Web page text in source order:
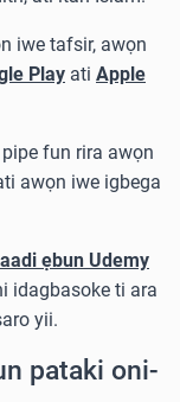
iwe tafsir, awọn
Play ati Apple
pipe fun rira awọn
awọn iwe igbega
ẹbun Udemy
idagbasoke ti ara
yii.
pataki oni-